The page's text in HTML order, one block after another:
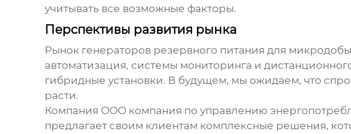
учитывать все возможные факторы.
Перспективы развития рынка
Рынок генераторов резервного питания для
автоматизация, системы мониторинга и
гибридные установки. В будущем, мы ожидаем, что
расти.
Компания OOO компания по управлению
предлагает своим клиентам комплексные решения,